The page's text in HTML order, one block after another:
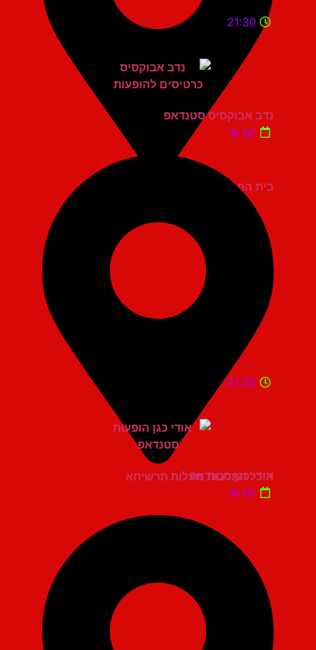
בית החייל תל אביב
21:30
נדב אבוקסיס סטנדאפ
יום ש'
היכל התרבות מעלות תרשיחא
21:30
אודי כגן סטנדאפ
יום ש'